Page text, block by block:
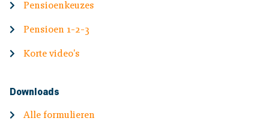
Pensioenkeuzes
Pensioen 1-2-3
Korte video's
Downloads
Alle formulieren